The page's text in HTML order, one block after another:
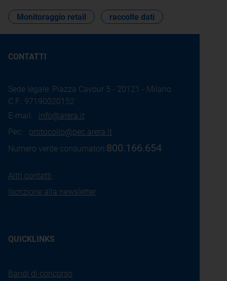
Monitoraggio retail raccolte dati
CONTATTI
Sede legale: Piazza Cavour 5 - 20121 - Milano
C.F.: 97190020152
E-mail: info@arera.it
Pec: protocollo@pec.arera.it
Numero verde consumatori:800.166.654
Altri contatti
Iscrizione alla newsletter
QUICKLINKS
Bandi di concorso